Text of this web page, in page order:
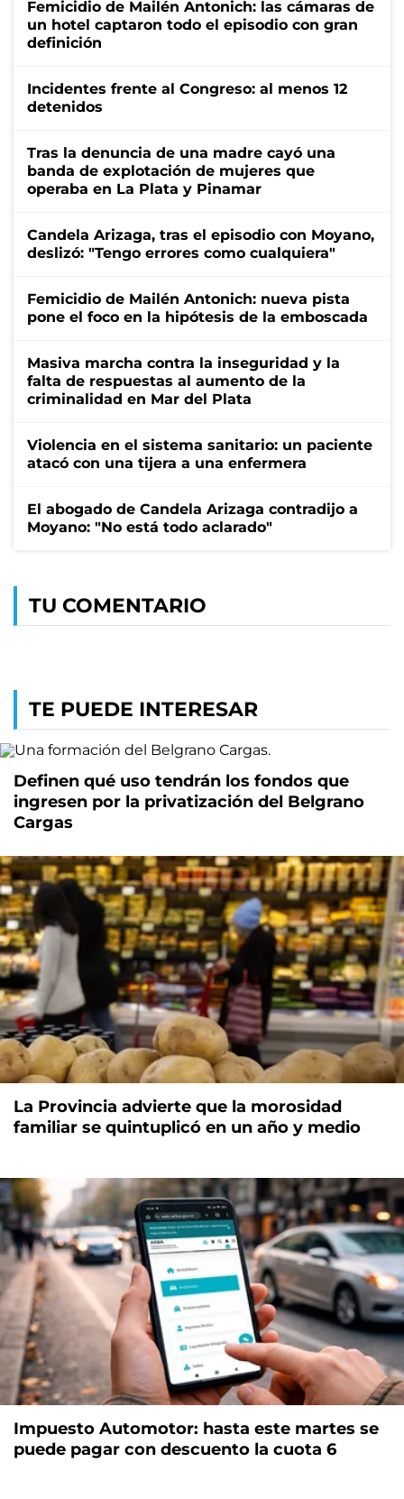
Femicidio de Mailén Antonich: las cámaras de
un hotel captaron todo el episodio con gran
definición
Incidentes frente al Congreso: al menos 12
detenidos
Tras la denuncia de una madre cayó una
banda de explotación de mujeres que
operaba en La Plata y Pinamar
Candela Arizaga, tras el episodio con Moyano,
deslizó: "Tengo errores como cualquiera"
Femicidio de Mailén Antonich: nueva pista
pone el foco en la hipótesis de la emboscada
Masiva marcha contra la inseguridad y la
falta de respuestas al aumento de la
criminalidad en Mar del Plata
Violencia en el sistema sanitario: un paciente
atacó con una tijera a una enfermera
El abogado de Candela Arizaga contradijo a
Moyano: "No está todo aclarado"
TU COMENTARIO
TE PUEDE INTERESAR
Definen qué uso tendrán los fondos que
ingresen por la privatización del Belgrano
Cargas
La Provincia advierte que la morosidad
familiar se quintuplicó en un año y medio
Impuesto Automotor: hasta este martes se
puede pagar con descuento la cuota 6